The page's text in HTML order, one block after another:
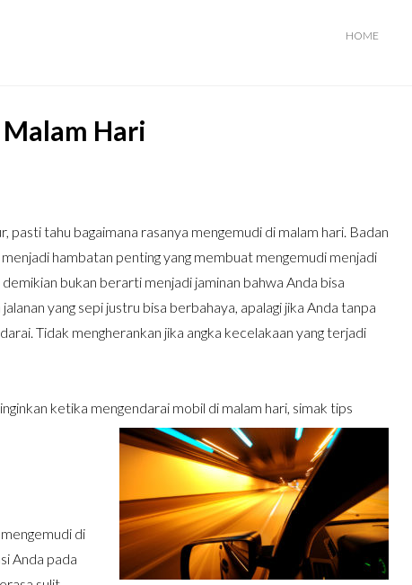
HOME
Hari
pasti tahu bagaimana rasanya mengemudi di malam hari. Badan
hambatan penting yang membuat mengemudi menjadi
bukan berarti menjadi jaminan bahwa Anda bisa
yang sepi justru bisa berbahaya, apalagi jika Anda tanpa
Tidak mengherankan jika angka kecelakaan yang terjadi
ketika mengendarai mobil di malam hari, simak tips
di
Anda pada